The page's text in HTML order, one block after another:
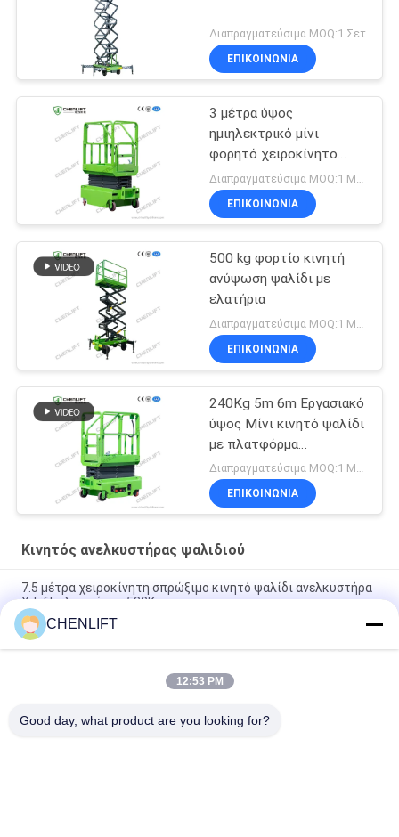
Διαπραγματεύσιμα MOQ:1 Σετ
ΕΠΙΚΟΙΝΩΝΙΑ
3 μέτρα ύψος
ημιηλεκτρικό μίνι
φορητό χειροκίνητο
ανυψωτικό ψαλίδι για
αποθήκη
ΕΠΙΚΟΙΝΩΝΙΑ
500 kg φορτίο κινητή
ανύψωση ψαλίδι με
ελατήρια
ΕΠΙΚΟΙΝΩΝΙΑ
240Kg 5m 6m Εργασιακό
ύψος Μίνι κινητό ψαλίδι
με πλατφόρμα
επέκτασης
Διαπραγματεύσιμα MOQ:1 Μονάδα
ΕΠΙΚΟΙΝΩΝΙΑ
Κινητός ανελκυστήρας ψαλιδιού
7.5 μέτρα χειροκίνητη σπρώξιμο κινητό ψαλίδι ανελκυστήρα
X-Lift πλατφόρμα 500Kg
14M Μικρό ηλεκτρικό ανελκυστήρα ψαλίδι με κινητήρα
συσκευή χωρητικότητα φόρτωσης σε 450Kg
Μίνι Εγχειρίδιο Πλατφόρμας Εναέριας Εργασίας 3,9 Μέτρων
CHENLIFT
12:53 PM
Good day, what product are you looking for?